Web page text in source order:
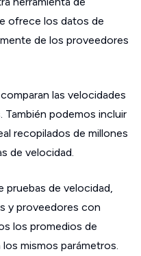
ofrece los datos de
de los proveedores
las velocidades
También podemos incluir
recopilados de millones
de velocidad.
pruebas de velocidad,
y proveedores con
los promedios de
mismos parámetros.